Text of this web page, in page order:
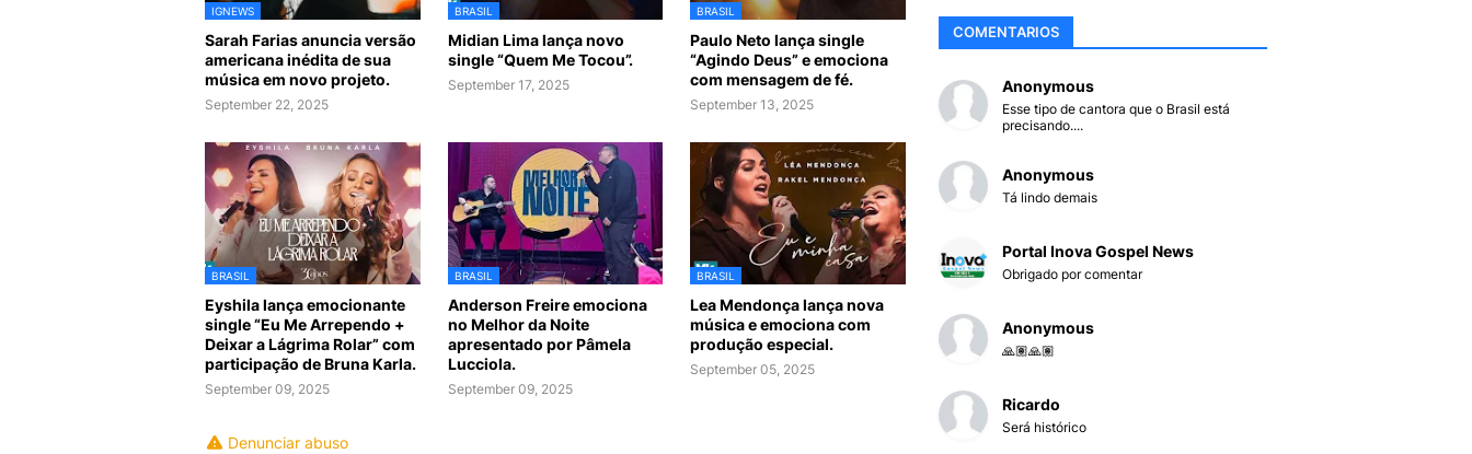
IGNEWS
Sarah Farias anuncia versão
americana inédita de sua
música em novo projeto.
September 22, 2025
BRASIL
Midian Lima lança novo
single “Quem Me Tocou”.
September 17, 2025
BRASIL
Paulo Neto lança single
“Agindo Deus” e emociona
com mensagem de fé.
September 13, 2025
BRASIL
Eyshila lança emocionante
single “Eu Me Arrependo +
Deixar a Lágrima Rolar” com
participação de Bruna Karla.
September 09, 2025
BRASIL
Anderson Freire emociona
no Melhor da Noite
apresentado por Pâmela
Lucciola.
September 09, 2025
BRASIL
Lea Mendonça lança nova
música e emociona com
produção especial.
September 05, 2025
Denunciar abuso
COMENTARIOS
Anonymous
Esse tipo de cantora que o Brasil está
precisando....
Anonymous
Tá lindo demais
Portal Inova Gospel News
Obrigado por comentar
Anonymous
🙏🏽🙏🏽
Ricardo
Será histórico